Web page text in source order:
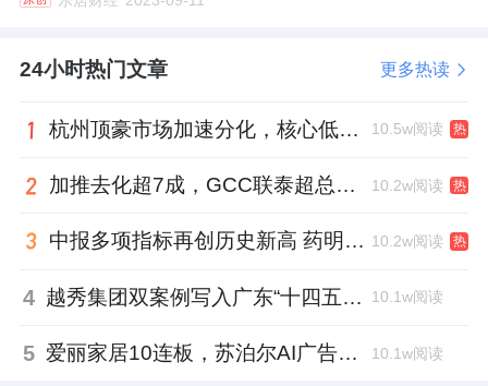
24小时热门文章 更多热读
杭州顶豪市场加速分化，核心低密资产迎来价值兑现 10.5w阅读 热
加推去化超7成，GCC联泰超总湾再次引爆深圳顶豪市场认购热潮 10.2w阅读 热
中报多项指标再创历史新高 药明康德将高质量发展成果“分发”到位 10.2w阅读 热
4 越秀集团双案例写入广东“十四五”公共文化答卷，复合文化空间助力青年发展型城市建设 10.1w阅读
5 爱丽家居10连板，苏泊尔AI广告翻车，居然之家首单REITs获批丨家居周记 10.1w阅读